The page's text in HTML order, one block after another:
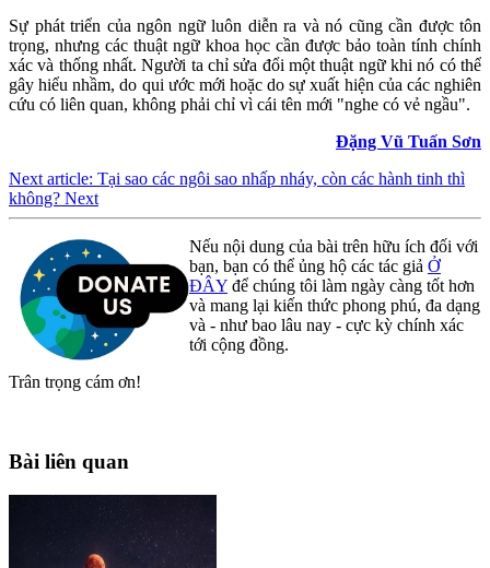
Sự phát triển của ngôn ngữ luôn diễn ra và nó cũng cần được tôn
trọng, nhưng các thuật ngữ khoa học cần được bảo toàn tính chính
xác và thống nhất. Người ta chỉ sửa đổi một thuật ngữ khi nó có thể
gây hiểu nhầm, do qui ước mới hoặc do sự xuất hiện của các nghiên
cứu có liên quan, không phải chỉ vì cái tên mới "nghe có vẻ ngầu".
Đặng Vũ Tuấn Sơn
Next article: Tại sao các ngôi sao nhấp nháy, còn các hành tinh thì
không? Next
Nếu nội dung của bài trên hữu ích đối với
bạn, bạn có thể ủng hộ các tác giả Ở
ĐÂY để chúng tôi làm ngày càng tốt hơn
và mang lại kiến thức phong phú, đa dạng
và - như bao lâu nay - cực kỳ chính xác
tới cộng đồng.
Trân trọng cám ơn!
Bài liên quan